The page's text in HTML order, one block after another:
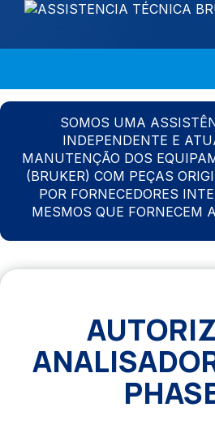
SOMOS UMA
INDEPENDENTE E
MANUTENÇÃO DOS
(BRUKER) COM PEÇAS
POR FORNECEDORES
MESMOS QUE FORNECEM